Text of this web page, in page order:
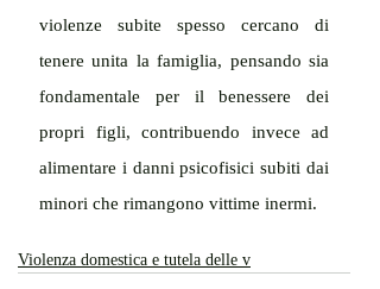
violenze subite spesso cercano di
tenere unita la famiglia, pensando sia
fondamentale per il benessere dei
propri figli, contribuendo invece ad
alimentare i danni psicofisici subiti dai
minori che rimangono vittime inermi.
Violenza domestica e tutela delle v